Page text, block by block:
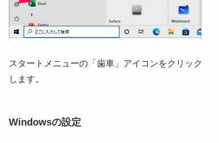
スタートメニューの「歯車」アイコンをクリック
します。
Windowsの設定